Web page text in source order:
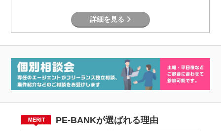
詳細を見る
PE-BANKが選ばれる理由